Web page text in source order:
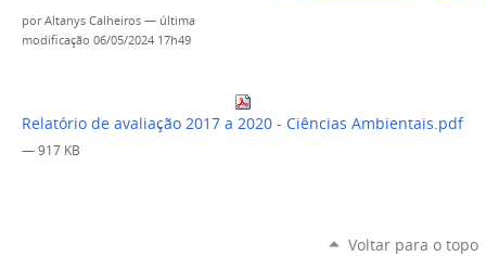
porAltanys Calheiros — última
modificação 06/05/2024 17h49
Relatório de avaliação 2017 a 2020 - Ciências Ambientais.pdf
— 917 KB
Voltar para o topo